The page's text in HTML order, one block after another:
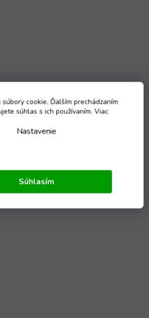
cookie. Ďalším prechádzaním
súhlas s ich používaním. Viac
Nastavenie
Súhlasím